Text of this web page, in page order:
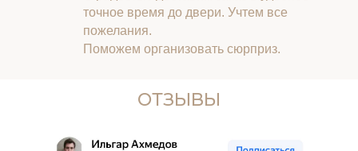
точное время до двери. Учтем все
пожелания.
Поможем организовать сюрприз.
ОТЗЫВЫ